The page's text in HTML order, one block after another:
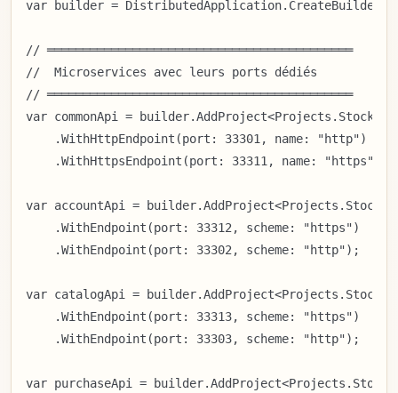
var builder =
// ═══════════════════════════════════════════
//  Microservices avec leurs ports dédiés
// ═══════════════════════════════════════════
var commonApi =
    .WithHttpEndpoint(port: 33301, name: "http")
    .WithHttpsEndpoint(port: 33311, name: "https");
var accountApi =
    .WithEndpoint(port: 33312, scheme: "https")
    .WithEndpoint(port: 33302, scheme: "http");
var catalogApi =
    .WithEndpoint(port: 33313, scheme: "https")
    .WithEndpoint(port: 33303, scheme: "http");
var purchaseApi =